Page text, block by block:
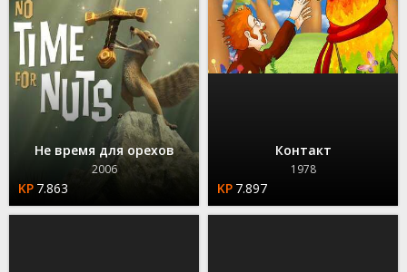
Не время для орехов
2006
7.863
Контакт
1978
7.897